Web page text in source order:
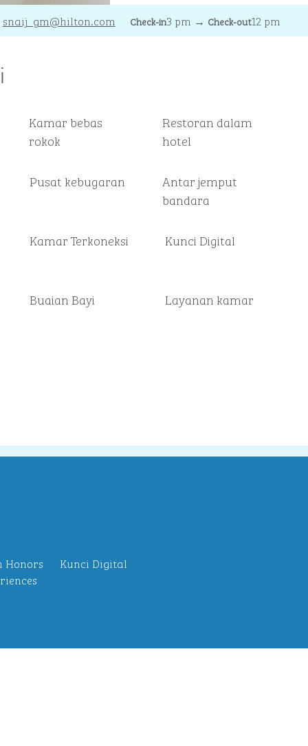
snaij_gm@hilton.com Check-in3 pm → Check-out12 pm
Kamar bebas
rokok
Restoran dalam
hotel
Pusat kebugaran
Antar jemput
bandara
Kamar Terkoneksi Kunci Digital
Buaian Bayi Layanan kamar
Honors
Kunci Digital